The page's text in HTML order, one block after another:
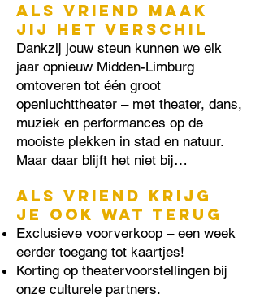
​Als Vriend maak
jij het verschil
Dankzij jouw steun kunnen we elk
jaar opnieuw Midden-Limburg
omtoveren tot één groot
openluchttheater – met theater, dans,
muziek en performances op de
mooiste plekken in stad en natuur.
Maar daar blijft het niet bij…
Als Vriend krijg
je ook wat terug
Exclusieve voorverkoop – een week
eerder toegang tot kaartjes!
Korting op theatervoorstellingen bij
onze culturele partners.